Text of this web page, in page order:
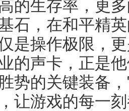
的生存率，更
石，在和平精
是操作极限，
的声卡，正是
势的关键装备
让游戏的每一